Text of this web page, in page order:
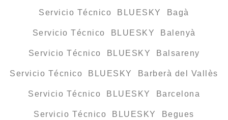
Servicio Técnico BLUESKY Bagà
Servicio Técnico BLUESKY Balenyà
Servicio Técnico BLUESKY Balsareny
Servicio Técnico BLUESKY Barberà del Vallès
Servicio Técnico BLUESKY Barcelona
Servicio Técnico BLUESKY Begues